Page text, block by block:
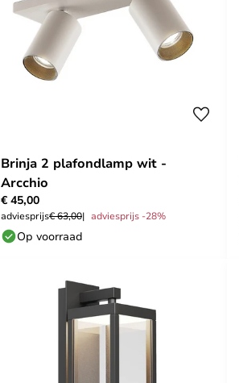
Brinja 2 plafondlamp wit -
Arcchio
€ 45,00
adviesprijs€ 63,00 adviesprijs -28%
Op voorraad